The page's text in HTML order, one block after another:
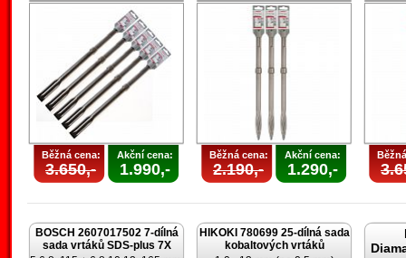
Běžná cena:
3.650,-
Akční cena:
1.990,-
Běžná cena:
2.190,-
Akční cena:
1.290,-
BOSCH 2607017502 7-dílná
sada vrtáků SDS-plus 7X
HIKOKI 780699 25-dílná sada
kobaltových vrtáků